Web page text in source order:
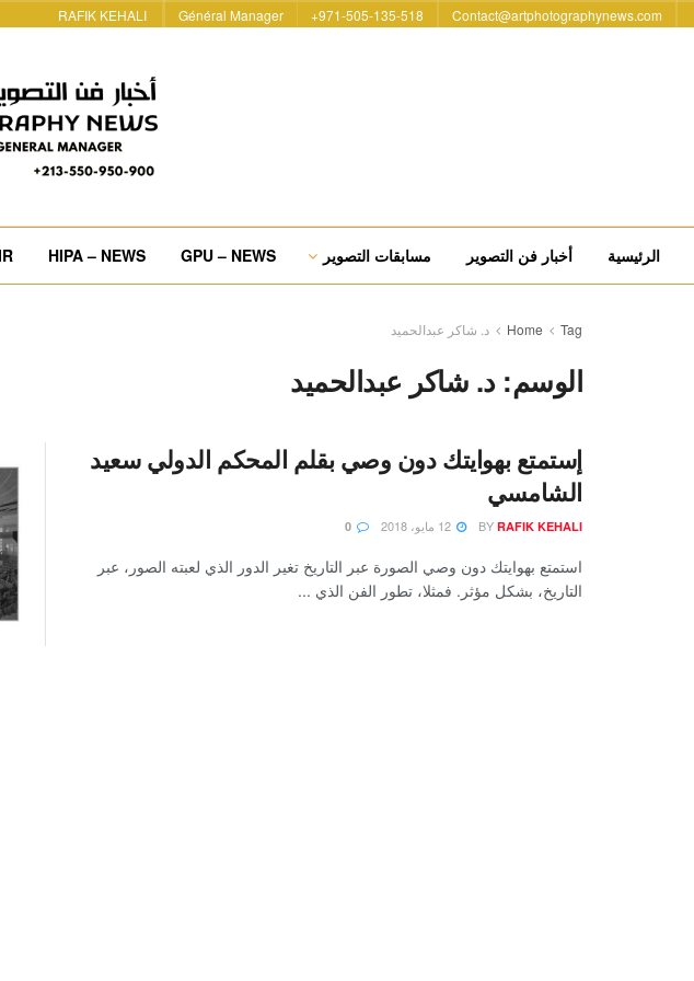
Contact@artphotographynews.com
971-505-135-518+
Général Manager
RAFIK KEHALI
الرئيسية أخبار فن التصوير مسابقات التصوير GPU – NEWS
HIPA – NEWS
Home Tag د. شاكر عبدالحميد
الوسم:د. شاكر عبدالحميد
إستمتع بهوايتك دون وصي بقلم المحكم الدولي سعيد
الشامسي
BY RAFIK KEHALI
استمتع بهوايتك دون وصي الصورة عبر التاريخ تغير الدور الذي لعبته الصور، عبر
التاريخ، بشكل مؤثر. فمثلا، تطور الفن الذي ...